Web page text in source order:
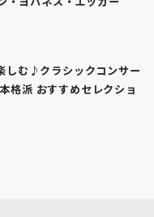
しむ♪クラシックコンサー
格派 おすすめセレクショ